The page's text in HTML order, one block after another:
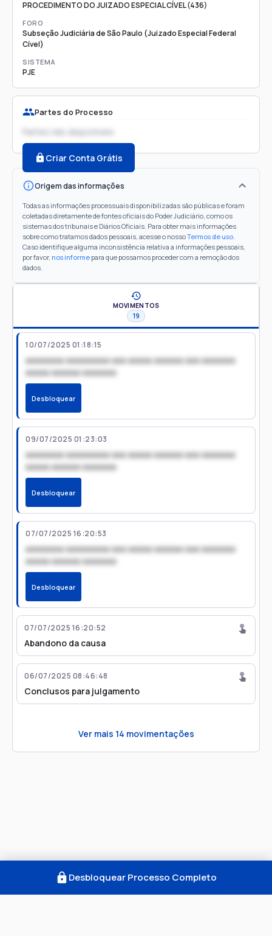
PROCEDIMENTO DO JUIZADO ESPECIAL CÍVEL (436)
FORO
Subseção Judiciária de São Paulo (Juizado Especial Federal
Cível)
SISTEMA
PJE
Partes do Processo
Partes não disponíveis
Criar Conta Grátis
Origem das informações
Todas as informações processuais disponibilizadas são públicas e foram
coletadas diretamente de fontes oficiais do Poder Judiciário, como os
sistemas dos tribunais e Diários Oficiais. Para obter mais informações
sobre como tratamos dados pessoais, acesse o nossoTermos de uso.
Caso identifique alguma inconsistência relativa a informações pessoais,
por favor, nos informe para que possamos proceder com a remoção dos
dados.
MOVIMENTOS
19
10/07/2025 01:18:15
xxxxxxxx xxxxxxxxx xxx xxxxx xxxxxx xxx xxxxxxx
xxxxx xxxxxx xxxxxxx
Desbloquear
09/07/2025 01:23:03
xxxxxxxx xxxxxxxxx xxx xxxxx xxxxxx xxx xxxxxxx
xxxxx xxxxxx xxxxxxx
Desbloquear
07/07/2025 16:20:53
xxxxxxxx xxxxxxxxx xxx xxxxx xxxxxx xxx xxxxxxx
xxxxx xxxxxx xxxxxxx
Desbloquear
07/07/2025 16:20:52
Abandono da causa
06/07/2025 08:46:48
Conclusos para julgamento
Ver mais 14 movimentações
Desbloquear Processo Completo